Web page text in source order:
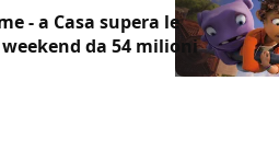
- a Casa supera le
da 54 milioni